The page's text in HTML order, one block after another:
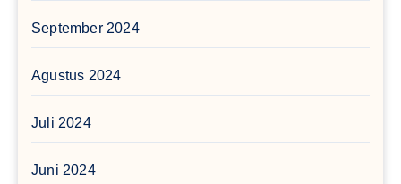
September 2024
Agustus 2024
Juli 2024
Juni 2024